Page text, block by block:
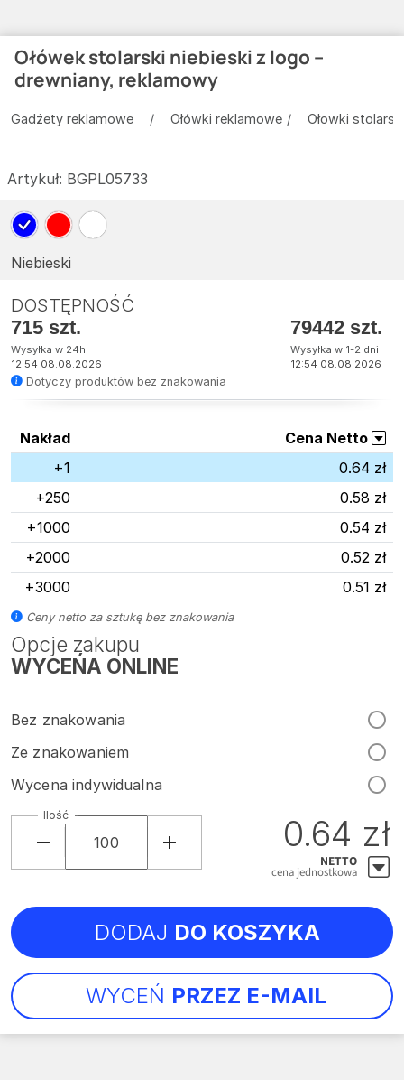
Ołówek stolarski niebieski z logo –
drewniany, reklamowy
Gadżety reklamowe Ołówki reklamowe Ołowki
Artykuł: BGPL05733
Niebieski
DOSTĘPNOŚĆ
715 szt.
Wysyłka w 24h
12:54 08.08.2026
79442 szt.
Wysyłka w 1-2 dni
12:54 08.08.2026
Dotyczy produktów bez znakowania
Opcje zakupu
WYCEŃA ONLINE
Bez znakowania
Ze znakowaniem
Wycena indywidualna
Nakład
Cena Netto
+1
0.64 zł
+250
0.58 zł
+1000
0.54 zł
+2000
0.52 zł
+3000
0.51 zł
Ceny netto za sztukę bez znakowania
Ilość 0.64 zł
NETTO
cena jednostkowa
WYCEŃ PRZEZ E-MAIL
DODAJ DO KOSZYKA